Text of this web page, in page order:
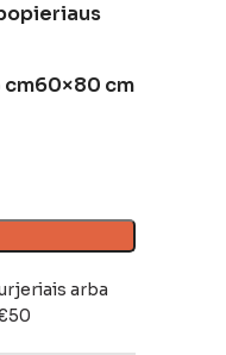
cm60×80 cm
arba